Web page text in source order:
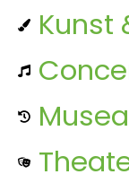
Kunst
Musea